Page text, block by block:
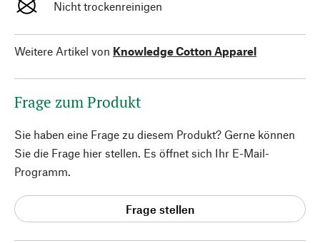
Nicht trockenreinigen
Weitere Artikel von Knowledge Cotton Apparel
Frage zum Produkt
Sie haben eine Frage zu diesem Produkt? Gerne können
Sie die Frage hier stellen. Es öffnet sich Ihr E-Mail-
Programm.
Frage stellen